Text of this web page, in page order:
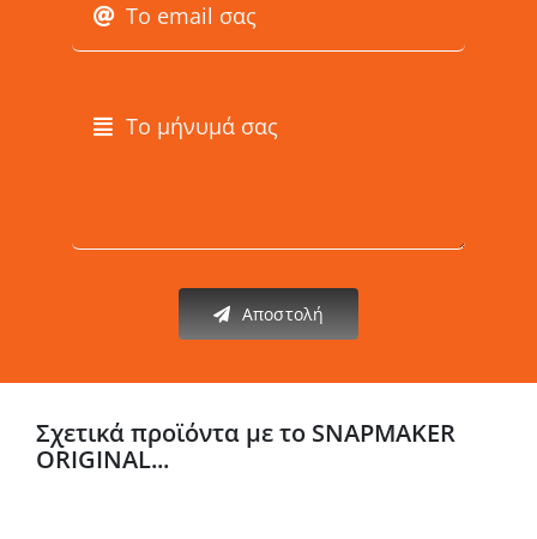
Αποστολή
Σχετικά προϊόντα με το SNAPMAKER
ORIGINAL...